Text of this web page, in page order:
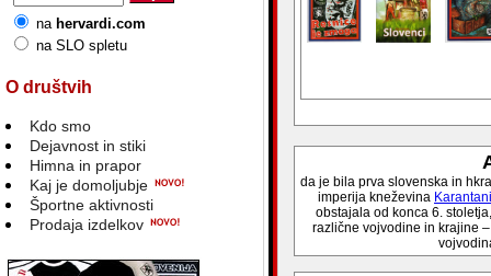
na hervardi.com
na SLO spletu
O društvih
Kdo smo
Dejavnost in stiki
Himna in prapor
Kaj je domoljubje
Športne aktivnosti
Prodaja izdelkov
da je bila prva slovenska in
imperija kneževina
obstajala od konca 6.
različne vojvodine in krajine